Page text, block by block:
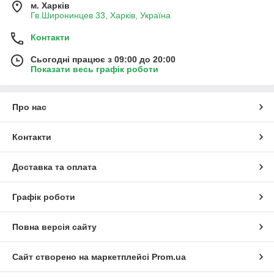
м. Харків
Гв.Широнинцев 33, Харків, Україна
Контакти
Сьогодні працює з 09:00 до 20:00
Показати весь графік роботи
Про нас
Контакти
Доставка та оплата
Графік роботи
Повна версія сайту
Сайт створено на маркетплейсі Prom.ua